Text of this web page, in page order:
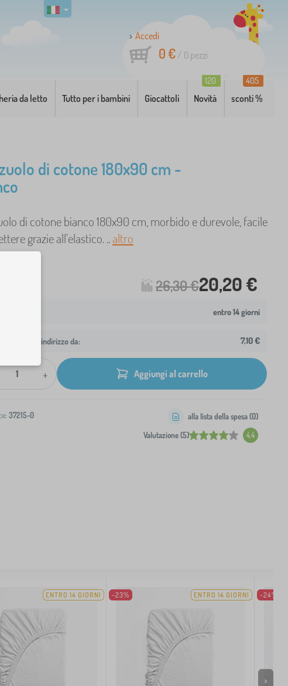
Accedi
0 €/ 0 pezzi
da letto Tutto per i bambini Giocattoli Novità
120
sconti %
405
di cotone 180x90 cm -
di cotone bianco 180x90 cm, morbido e durevole, facile
grazie all'elastico. ..altro
26,30 €20,20 €
entro 14 giorni
al tuo indirizzo da: 7,10 €
+ Aggiungi al carrello
37215-0
Valutazione (5) 4.4
alla lista della spesa (0)
ENTRO 14 GIORNI -23% ENTRO 14 GIORNI -24%
>